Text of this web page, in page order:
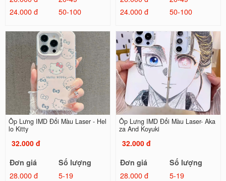
24.000 đ
50-100
24.000 đ
50-100
Ốp Lưng IMD Đổi Màu Laser - Hel
lo Kitty
32.000 đ
Đơn giá
Số lượng
28.000 đ
5-19
Ốp Lưng IMD Đổi Màu Laser- Aka
za And Koyuki
32.000 đ
Đơn giá
Số lượng
28.000 đ
5-19